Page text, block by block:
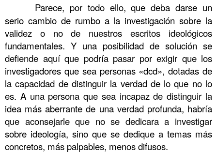
Parece, por todo ello, que deba darse un
serio cambio de rumbo a la investigación sobre la
validez o no de nuestros escritos ideológicos
fundamentales. Y una posibilidad de solución se
defiende aquí que podría pasar por exigir que los
investigadores que sea personas «dcd», dotadas de
la capacidad de distinguir la verdad de lo que no lo
es. A una persona que sea incapaz de distinguir la
idea más aberrante de una verdad profunda, habría
que aconsejarle que no se dedicara a investigar
sobre ideología, sino que se dedique a temas más
concretos, más palpables, menos difusos.